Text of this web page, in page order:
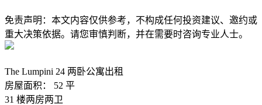
免责声明：本文内容仅供参考，不构成任何投资建议、邀约或
重大决策依据。请您审慎判断，并在需要时咨询专业人士。
The Lumpini 24 两卧公寓出租
房屋面积： 52 平
31 楼两房两卫